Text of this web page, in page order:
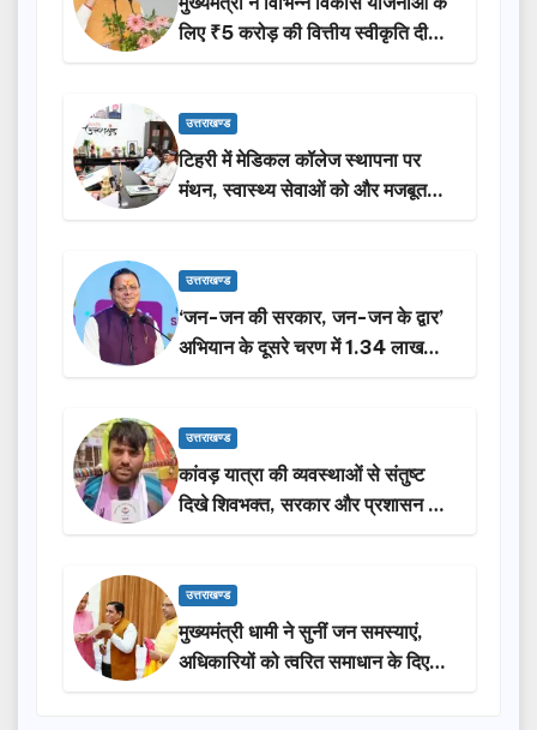
लिए ₹5 करोड़ की वित्तीय स्वीकृति दी…
उत्तराखण्ड
टिहरी में मेडिकल कॉलेज स्थापना पर
मंथन, स्वास्थ्य सेवाओं को और मजबूत
करेगी सरकार: मुख्यमंत्री धामी…
उत्तराखण्ड
‘जन-जन की सरकार, जन-जन के द्वार’
अभियान के दूसरे चरण में 1.34 लाख
लोगों की भागीदारी…
उत्तराखण्ड
कांवड़ यात्रा की व्यवस्थाओं से संतुष्ट
दिखे शिवभक्त, सरकार और प्रशासन की
सराहना…
उत्तराखण्ड
मुख्यमंत्री धामी ने सुनीं जन समस्याएं,
अधिकारियों को त्वरित समाधान के दिए
निर्देश